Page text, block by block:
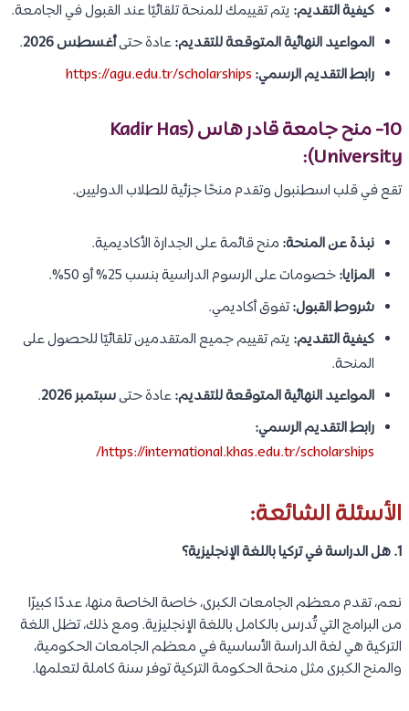
كيفية التقديم: يتم تقييمك للمنحة تلقائيًا عند القبول في الجامعة.
المواعيد النهائية المتوقعة للتقديم:عادة حتىأغسطس 2026
.
رابط التقديم الرسمي: https://agu.edu.tr/scholarships
10- منح جامعة قادر هاس (Kadir Has
University):
تقع في قلب اسطنبول وتقدم منحًا جزئية للطلاب الدوليين.
نبذة عن المنحة: منح قائمة على الجدارة الأكاديمية.
المزايا:خصومات على الرسوم الدراسية بنسب 25% أو 50%.
شروط القبول:تفوق أكاديمي.
كيفية التقديم: يتم تقييم جميع المتقدمين تلقائيًا للحصول على
المنحة.
المواعيد النهائية المتوقعة للتقديم:عادة حتىسبتمبر 2026
.
رابط التقديم الرسمي:
https://international.khas.edu.tr/scholarships/
الأسئلة الشائعة:
1. هل الدراسة في تركيا باللغة الإنجليزية؟
نعم، تقدم معظم الجامعات الكبرى، خاصة الخاصة منها، عددًا كبيرًا
من البرامج التي تُدرس بالكامل باللغة الإنجليزية. ومع ذلك، تظل اللغة
التركية هي لغة الدراسة الأساسية في معظم الجامعات الحكومية،
والمنح الكبرى مثل منحة الحكومة التركية توفر سنة كاملة لتعلمها.